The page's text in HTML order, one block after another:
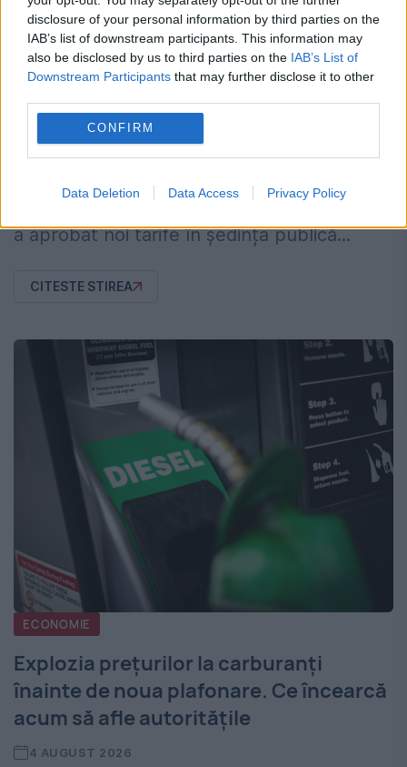
disclosure of your personal information by third parties on the
IAB’s list of downstream participants. This information may
also be disclosed by us to third parties on the IAB’s List of
Downstream Participants that may further disclose it to other
CONFIRM
Data Deletion Data Access Privacy Policy
Chișinău. Cât vor plăti locuitorii după
noua majorare
4 AUGUST 2026
Locuitorii municipiului Chișinău vor achita
mai mult pentru serviciile de apă potabilă și
pentru Reglementare în Energetică (ANRE)
a aprobat noi tarife în ședința publică...
CITESTE STIREA
ECONOMIE
Explozia prețurilor la carburanți
înainte de noua plafonare. Ce încearcă
acum să afle autoritățile
4 AUGUST 2026